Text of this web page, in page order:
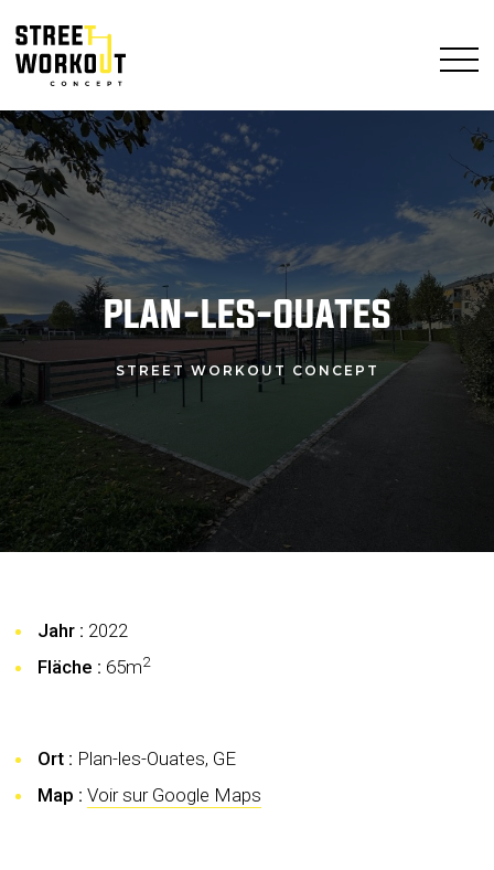
PLAN-LES-OUATES
STREET WORKOUT CONCEPT
Jahr : 2022
Fläche : 65m2
Ort : Plan-les-Ouates, GE
Map : Voir sur Google Maps